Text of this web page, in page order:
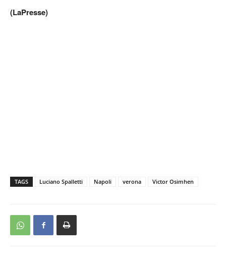
(LaPresse)
TAGS Luciano Spalletti Napoli verona Victor Osimhen